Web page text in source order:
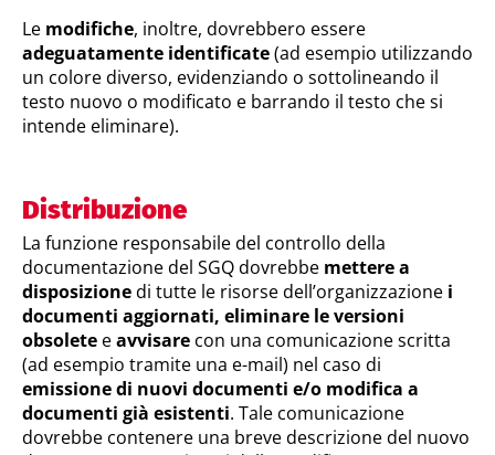
Le modifiche, inoltre, dovrebbero essere
adeguatamente identificate(ad esempio utilizzando
un colore diverso, evidenziando o sottolineando il
testo nuovo o modificato e barrando il testo che si
intende eliminare).
Distribuzione
La funzione responsabile del controllo della
documentazione del SGQ dovrebbe mettere a
disposizionedi tutte le risorse dell’organizzazione i
documenti aggiornati, eliminare le versioni
obsolete eavvisare con una comunicazione scritta
(ad esempio tramite una e-mail) nel caso di
emissione di nuovi documenti e/o modifica a
documenti già esistenti. Tale comunicazione
dovrebbe contenere una breve descrizione del nuovo